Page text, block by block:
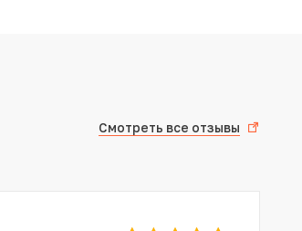
Смотреть все отзывы